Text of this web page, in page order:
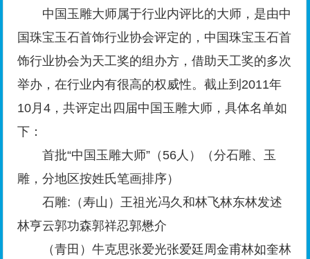
中国玉雕大师属于行业内评比的大师，是由中
国珠宝玉石首饰行业协会评定的，中国珠宝玉石首
饰行业协会为天工奖的组办方，借助天工奖的多次
举办，在行业内有很高的权威性。截止到2011年
10月4，共评定出四届中国玉雕大师，具体名单如
下：
首批“中国玉雕大师”（56人）（分石雕、玉
雕，分地区按姓氏笔画排序）
石雕:（寿山）王祖光冯久和林飞林东林发述
林亨云郭功森郭祥忍郭懋介
（青田）牛克思张爱光张爱廷周金甫林如奎林